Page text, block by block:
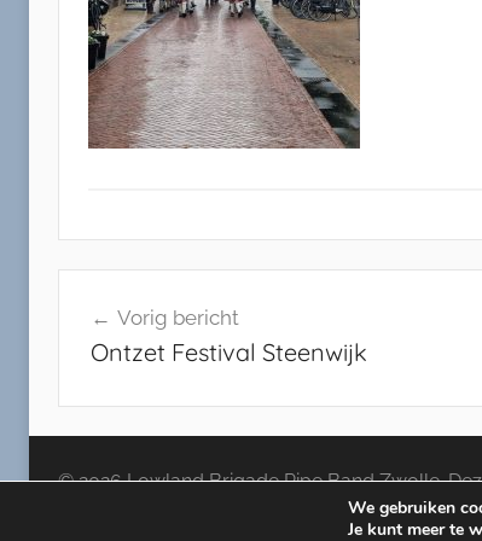
e
u
W
navigatie
Vorig bericht
Ontzet Festival Steenwijk
© 2026 Lowland Brigade Pipe Band Zwolle.
We gebruiken
Je kunt meer te